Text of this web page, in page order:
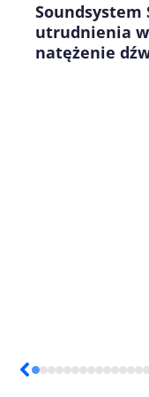
Soundsystem
utrudnienia
natężenie